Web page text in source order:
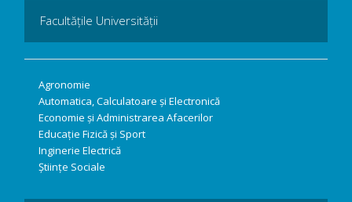
Facultățile Universității
Agronomie
Automatica, Calculatoare și Electronică
Economie și Administrarea Afacerilor
Educație Fizică și Sport
Inginerie Electrică
Științe Sociale